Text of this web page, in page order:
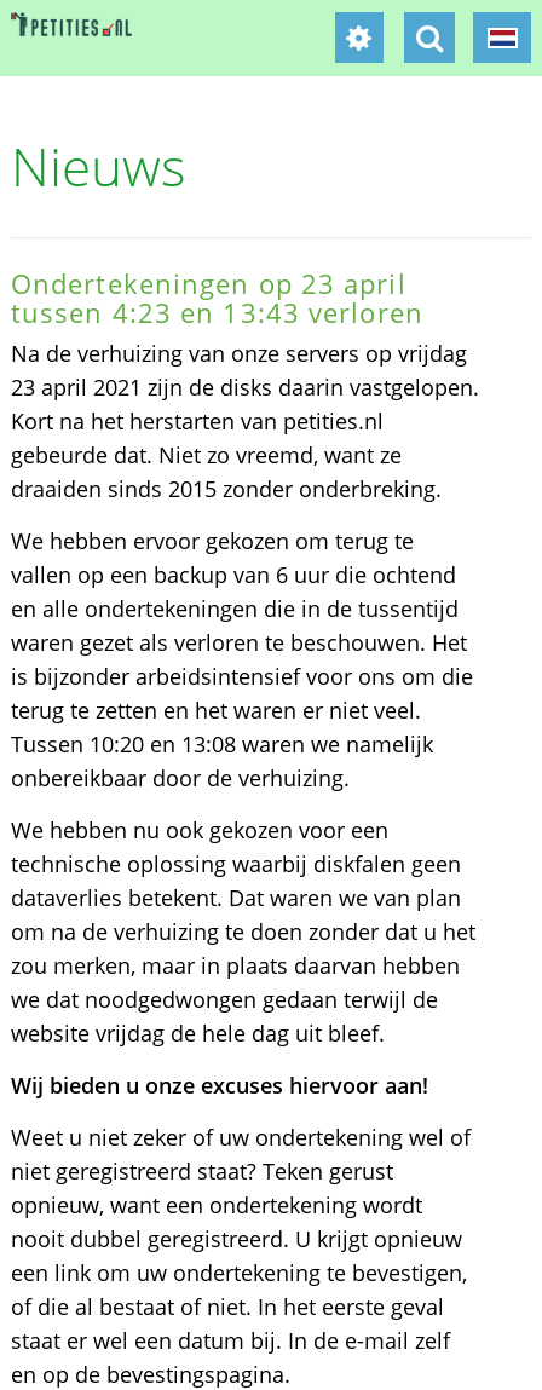
Nieuws
Ondertekeningen op 23 april
tussen 4:23 en 13:43 verloren
Na de verhuizing van onze servers op vrijdag
23 april 2021 zijn de disks daarin vastgelopen.
Kort na het herstarten van petities.nl
gebeurde dat. Niet zo vreemd, want ze
draaiden sinds 2015 zonder onderbreking.
We hebben ervoor gekozen om terug te
vallen op een backup van 6 uur die ochtend
en alle ondertekeningen die in de tussentijd
waren gezet als verloren te beschouwen. Het
is bijzonder arbeidsintensief voor ons om die
terug te zetten en het waren er niet veel.
Tussen 10:20 en 13:08 waren we namelijk
onbereikbaar door de verhuizing.
We hebben nu ook gekozen voor een
technische oplossing waarbij diskfalen geen
dataverlies betekent. Dat waren we van plan
om na de verhuizing te doen zonder dat u het
zou merken, maar in plaats daarvan hebben
we dat noodgedwongen gedaan terwijl de
website vrijdag de hele dag uit bleef.
Wij bieden u onze excuses hiervoor aan!
Weet u niet zeker of uw ondertekening wel of
niet geregistreerd staat? Teken gerust
opnieuw, want een ondertekening wordt
nooit dubbel geregistreerd. U krijgt opnieuw
een link om uw ondertekening te bevestigen,
of die al bestaat of niet. In het eerste geval
staat er wel een datum bij. In de e-mail zelf
en op de bevestingspagina.